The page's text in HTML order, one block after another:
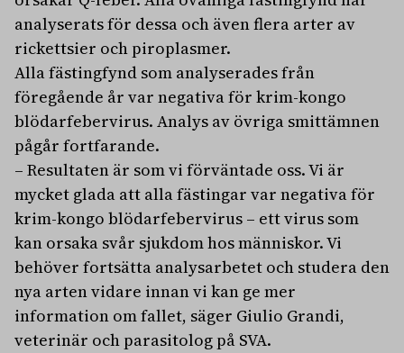
analyserats för dessa och även flera arter av
rickettsier och piroplasmer.
Alla fästingfynd som analyserades från
föregående år var negativa för krim-kongo
blödarfebervirus. Analys av övriga smittämnen
pågår fortfarande.
– Resultaten är som vi förväntade oss. Vi är
mycket glada att alla fästingar var negativa för
krim-kongo blödarfebervirus – ett virus som
kan orsaka svår sjukdom hos människor. Vi
behöver fortsätta analysarbetet och studera den
nya arten vidare innan vi kan ge mer
information om fallet, säger Giulio Grandi,
veterinär och parasitolog på SVA.